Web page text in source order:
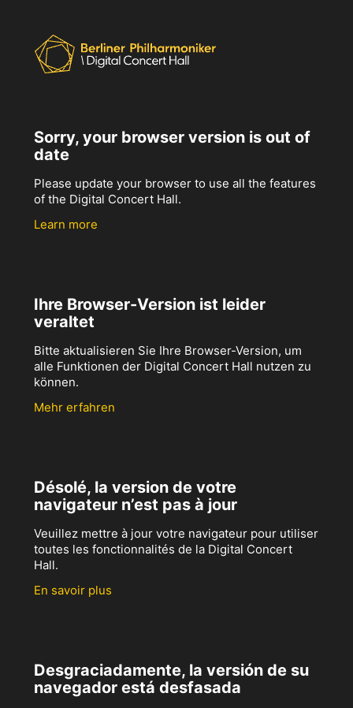
Sorry, your browser version is out of
date
Please update your browser to use all the features
of the Digital Concert Hall.
Learn more
Ihre Browser-Version ist leider
veraltet
Bitte aktualisieren Sie Ihre Browser-Version, um
alle Funktionen der Digital Concert Hall nutzen zu
können.
Mehr erfahren
Désolé, la version de votre
navigateur n’est pas à jour
Veuillez mettre à jour votre navigateur pour utiliser
toutes les fonctionnalités de la Digital Concert
Hall.
En savoir plus
Desgraciadamente, la versión de su
navegador está desfasada